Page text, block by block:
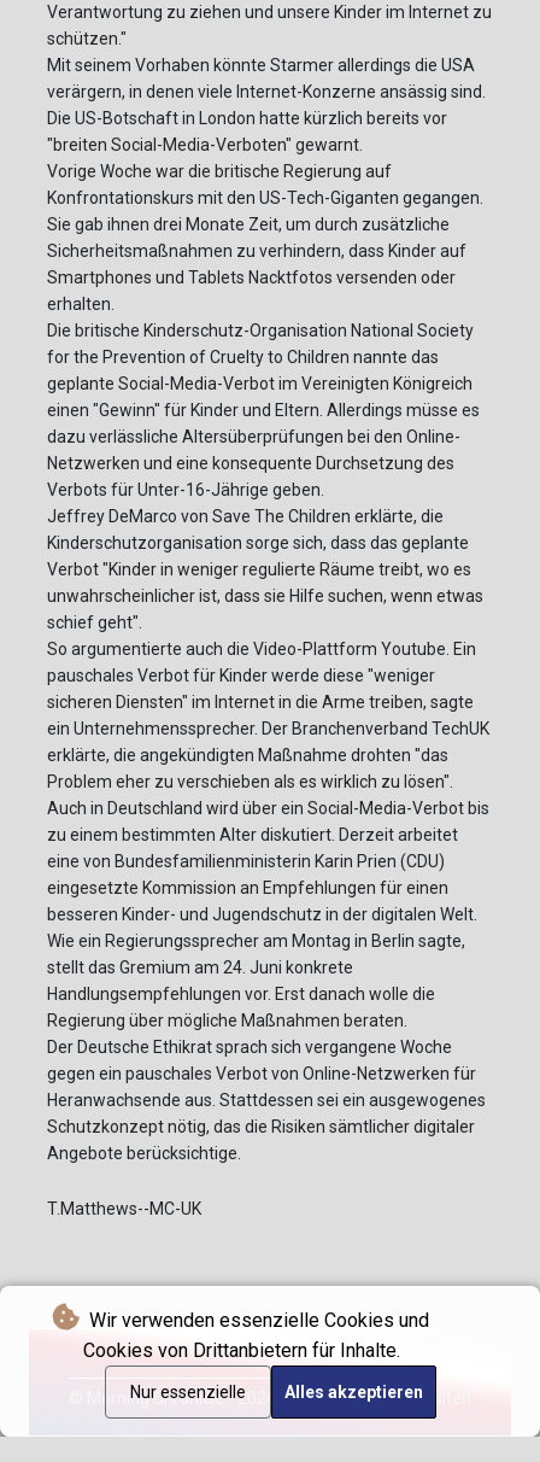
Wir verwenden essenzielle Cookies und
Cookies von Drittanbietern für Inhalte.
Nur essenzielle Alles akzeptieren
Verantwortung zu ziehen und unsere Kinder im Internet zu
schützen."
Mit seinem Vorhaben könnte Starmer allerdings die USA
verärgern, in denen viele Internet-Konzerne ansässig sind.
Die US-Botschaft in London hatte kürzlich bereits vor
"breiten Social-Media-Verboten" gewarnt.
Vorige Woche war die britische Regierung auf
Konfrontationskurs mit den US-Tech-Giganten gegangen.
Sie gab ihnen drei Monate Zeit, um durch zusätzliche
Sicherheitsmaßnahmen zu verhindern, dass Kinder auf
Smartphones und Tablets Nacktfotos versenden oder
erhalten.
Die britische Kinderschutz-Organisation National Society
for the Prevention of Cruelty to Children nannte das
geplante Social-Media-Verbot im Vereinigten Königreich
einen "Gewinn" für Kinder und Eltern. Allerdings müsse es
dazu verlässliche Altersüberprüfungen bei den Online-
Netzwerken und eine konsequente Durchsetzung des
Verbots für Unter-16-Jährige geben.
Jeffrey DeMarco von Save The Children erklärte, die
Kinderschutzorganisation sorge sich, dass das geplante
Verbot "Kinder in weniger regulierte Räume treibt, wo es
unwahrscheinlicher ist, dass sie Hilfe suchen, wenn etwas
schief geht".
So argumentierte auch die Video-Plattform Youtube. Ein
pauschales Verbot für Kinder werde diese "weniger
sicheren Diensten" im Internet in die Arme treiben, sagte
ein Unternehmenssprecher. Der Branchenverband TechUK
erklärte, die angekündigten Maßnahme drohten "das
Problem eher zu verschieben als es wirklich zu lösen".
Auch in Deutschland wird über ein Social-Media-Verbot bis
zu einem bestimmten Alter diskutiert. Derzeit arbeitet
eine von Bundesfamilienministerin Karin Prien (CDU)
eingesetzte Kommission an Empfehlungen für einen
besseren Kinder- und Jugendschutz in der digitalen Welt.
Wie ein Regierungssprecher am Montag in Berlin sagte,
stellt das Gremium am 24. Juni konkrete
Handlungsempfehlungen vor. Erst danach wolle die
Regierung über mögliche Maßnahmen beraten.
Der Deutsche Ethikrat sprach sich vergangene Woche
gegen ein pauschales Verbot von Online-Netzwerken für
Heranwachsende aus. Stattdessen sei ein ausgewogenes
Schutzkonzept nötig, das die Risiken sämtlicher digitaler
Angebote berücksichtige.
T.Matthews--MC-UK
© Morning Chronicle - 2026 - Alle Rechte vorbehalten